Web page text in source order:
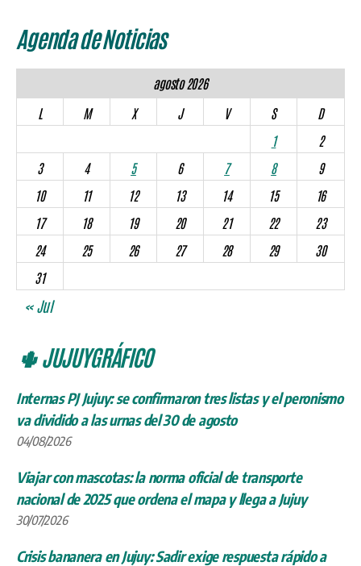
Agenda de Noticias
agosto 2026
L
M X J V S
D
1
2
3
4 5 6 7 8
9
10
11 12 13 14 15
16
17
18 19 20 21 22
23
24
25 26 27 28 29
30
31
« Jul
🌵 JUJUYGRÁFICO
Internas PJ Jujuy: se confirmaron tres listas y el peronismo
va dividido a las urnas del 30 de agosto
04/08/2026
Viajar con mascotas: la norma oficial de transporte
nacional de 2025 que ordena el mapa y llega a Jujuy
30/07/2026
Crisis bananera en Jujuy: Sadir exige respuesta rápido a